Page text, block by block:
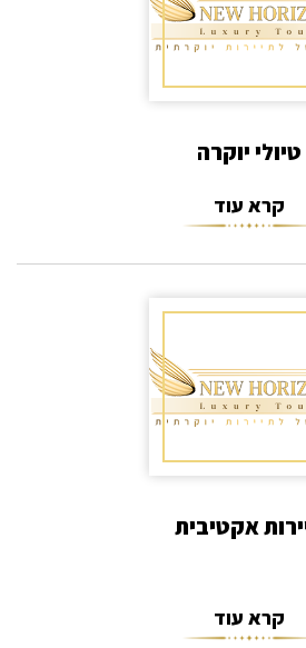
טיולי יוקרה
קרא עוד
אקטיבית
קרא עוד